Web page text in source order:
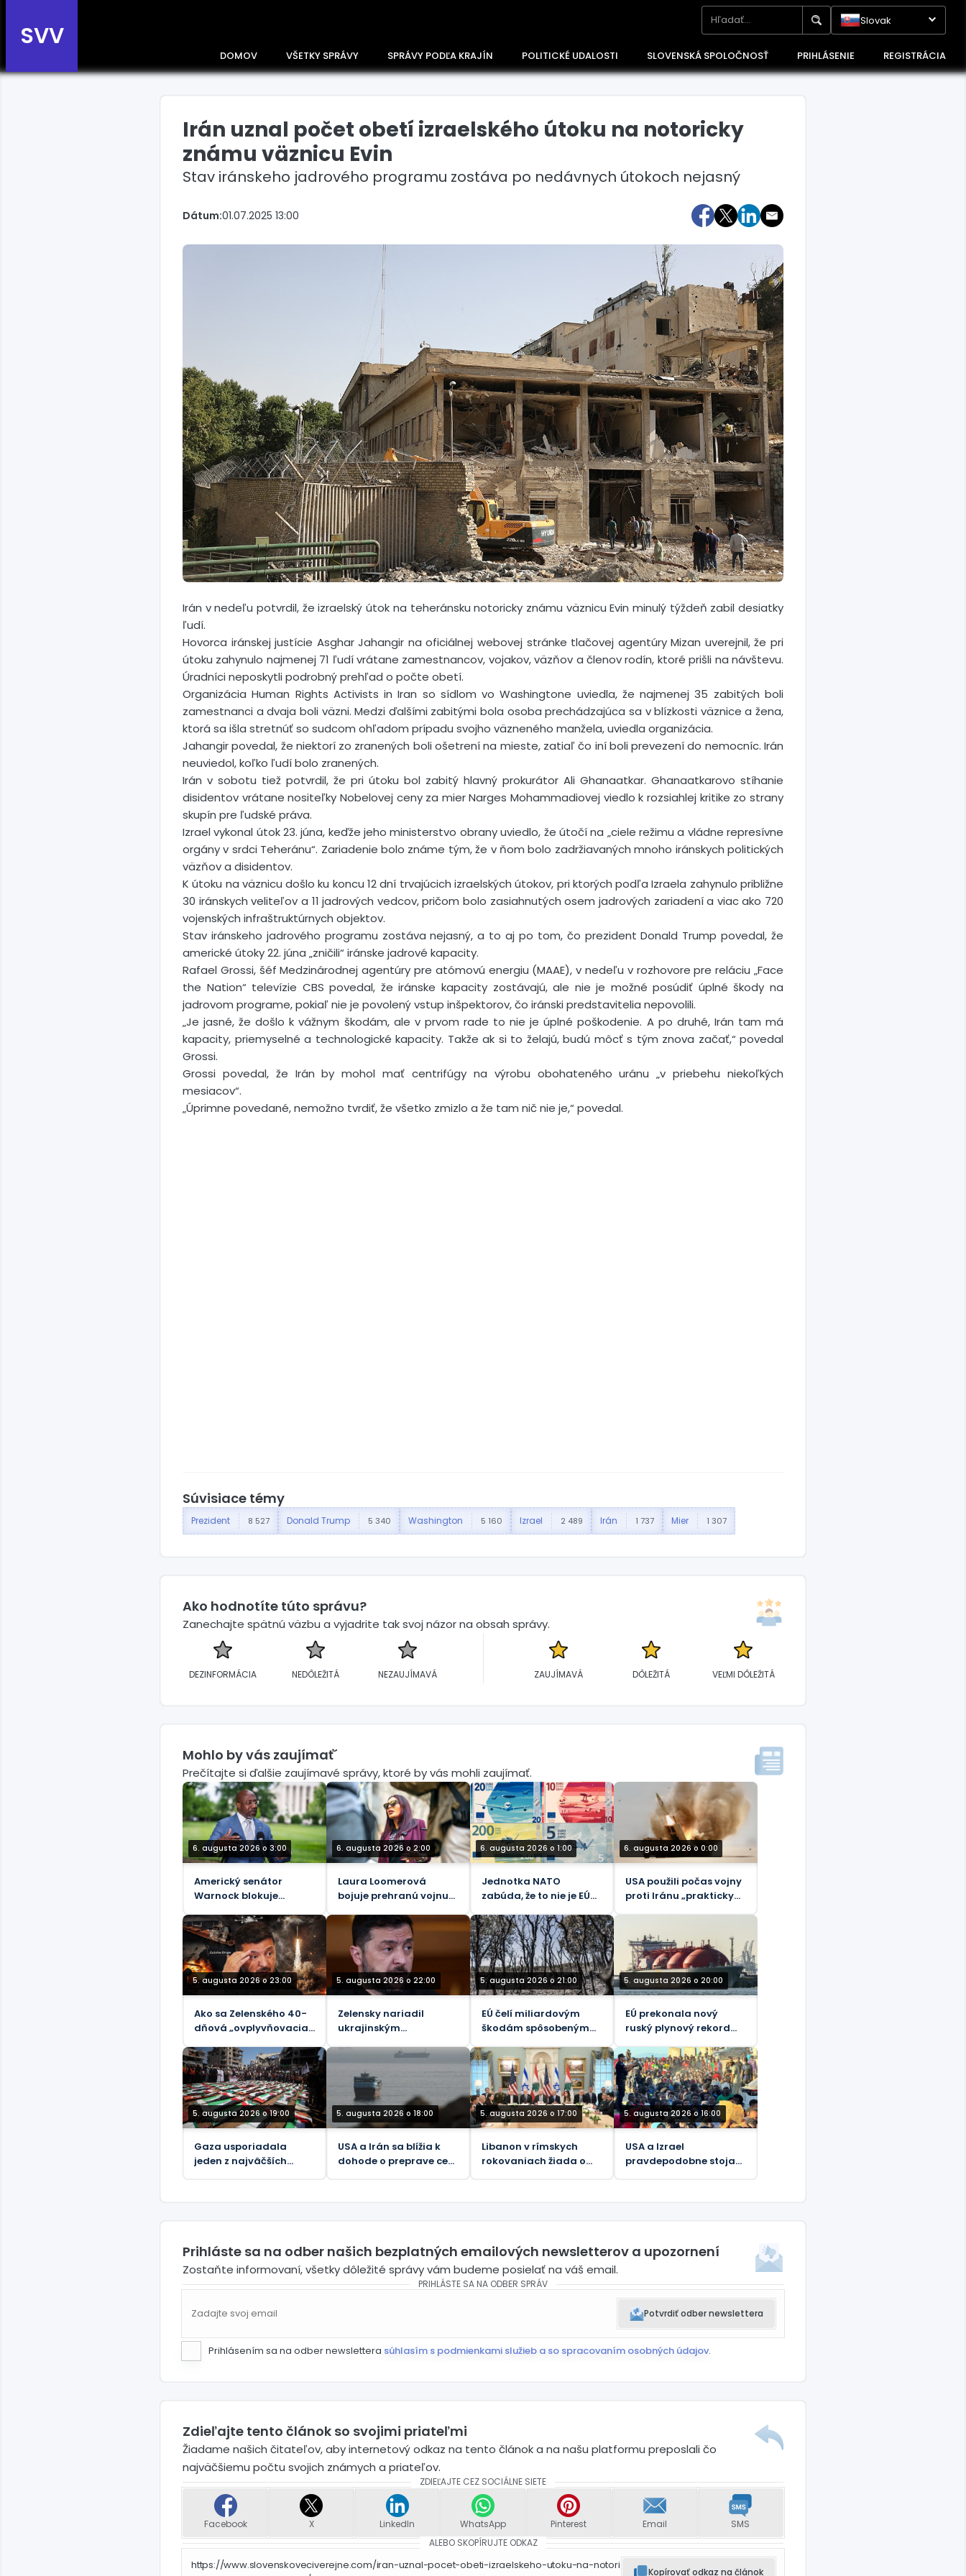
SVV
Slovak
DOMOV VŠETKY SPRÁVY SPRÁVY PODĽA KRAJÍN POLITICKÉ UDALOSTI SLOVENSKÁ SPOLOČNOSŤ PRIHLÁSENIE REGISTRÁCIA
Slovensko Maďarsko
Irán uznal počet obetí izraelského útoku na notoricky
známu väznicu Evin
Stav iránskeho jadrového programu zostáva po nedávnych útokoch nejasný
Dátum:01.07.2025 13:00
Irán v nedeľu potvrdil, že izraelský útok na teheránsku notoricky známu väznicu Evin minulý týždeň zabil desiatky
ľudí.
Hovorca iránskej justície Asghar Jahangir na oficiálnej webovej stránke tlačovej agentúry Mizan uverejnil, že pri
útoku zahynulo najmenej 71 ľudí vrátane zamestnancov, vojakov, väzňov a členov rodín, ktoré prišli na návštevu.
Úradníci neposkytli podrobný prehľad o počte obetí.
Organizácia Human Rights Activists in Iran so sídlom vo Washingtone uviedla, že najmenej 35 zabitých boli
zamestnanci a dvaja boli väzni. Medzi ďalšími zabitými bola osoba prechádzajúca sa v blízkosti väznice a žena,
ktorá sa išla stretnúť so sudcom ohľadom prípadu svojho väzneného manžela, uviedla organizácia.
Jahangir povedal, že niektorí zo zranených boli ošetrení na mieste, zatiaľ čo iní boli prevezení do nemocníc. Irán
neuviedol, koľko ľudí bolo zranených.
Irán v sobotu tiež potvrdil, že pri útoku bol zabitý hlavný prokurátor Ali Ghanaatkar. Ghanaatkarovo stíhanie
disidentov vrátane nositeľky Nobelovej ceny za mier Narges Mohammadiovej viedlo k rozsiahlej kritike zo strany
skupín pre ľudské práva.
Izrael vykonal útok 23. júna, keďže jeho ministerstvo obrany uviedlo, že útočí na „ciele režimu a vládne represívne
orgány v srdci Teheránu“. Zariadenie bolo známe tým, že v ňom bolo zadržiavaných mnoho iránskych politických
väzňov a disidentov.
K útoku na väznicu došlo ku koncu 12 dní trvajúcich izraelských útokov, pri ktorých podľa Izraela zahynulo približne
30 iránskych veliteľov a 11 jadrových vedcov, pričom bolo zasiahnutých osem jadrových zariadení a viac ako 720
vojenských infraštruktúrnych objektov.
Stav iránskeho jadrového programu zostáva nejasný, a to aj po tom, čo prezident Donald Trump povedal, že
americké útoky 22. júna „zničili“ iránske jadrové kapacity.
Rafael Grossi, šéf Medzinárodnej agentúry pre atómovú energiu (MAAE), v nedeľu v rozhovore pre reláciu „Face
the Nation“ televízie CBS povedal, že iránske kapacity zostávajú, ale nie je možné posúdiť úplné škody na
jadrovom programe, pokiaľ nie je povolený vstup inšpektorov, čo iránski predstavitelia nepovolili.
„Je jasné, že došlo k vážnym škodám, ale v prvom rade to nie je úplné poškodenie. A po druhé, Irán tam má
kapacity, priemyselné a technologické kapacity. Takže ak si to želajú, budú môcť s tým znova začať,“ povedal
Grossi.
Grossi povedal, že Irán by mohol mať centrifúgy na výrobu obohateného uránu „v priebehu niekoľkých
mesiacov“.
„Úprimne povedané, nemožno tvrdiť, že všetko zmizlo a že tam nič nie je,“ povedal.
Súvisiace témy
Prezident 8 527 Donald Trump 5 340 Washington 5 160 Izrael 2 489 Irán 1 737 Mier 1 307
Ako hodnotíte túto správu?
Zanechajte spätnú väzbu a vyjadrite tak svoj názor na obsah správy.
DEZINFORMÁCIA NEDÔLEŽITÁ NEZAUJÍMAVÁ ZAUJÍMAVÁ DÔLEŽITÁ VEĽMI DÔLEŽITÁ
Mohlo by vás zaujímať´
Prečítajte si ďalšie zaujímavé správy, ktoré by vás mohli zaujímať.
6. augusta 2026 o 3:00
Americký senátor
Warnock blokuje
„pekelného“ zákona o
sankciách voči Rusku
6. augusta 2026 o 2:00
Laura Loomerová
bojuje prehranú vojnu
6. augusta 2026 o 1:00
Jednotka NATO
zabúda, že to nie je EÚ
6. augusta 2026 o 0:00
USA použili počas vojny
proti Iránu „prakticky
Reuters
5. augusta 2026 o 23:00
Ako sa Zelenského 40-
dňová „ovplyvňovacia
rozpadla
5. augusta 2026 o 22:00
Zelensky nariadil
ukrajinským
svojich hostiteľov
(VIDEO)
5. augusta 2026 o 21:00
EÚ čelí miliardovým
škodám spôsobeným
5. augusta 2026 o 20:00
EÚ prekonala nový
ruský plynový rekord
zákazom – údaje
5. augusta 2026 o 19:00
Gaza usporiadala
jeden z najväčších
5. augusta 2026 o 18:00
USA a Irán sa blížia k
dohode o preprave cez
5. augusta 2026 o 17:00
Libanon v rímskych
rokovaniach žiada o
5. augusta 2026 o 16:00
USA a Izrael
pravdepodobne stoja
Prihláste sa na odber našich bezplatných emailových newsletterov a upozornení
Zostaňte informovaní, všetky dôležité správy vám budeme posielať na váš email.
PRIHLÁSTE SA NA ODBER SPRÁV
Potvrdiť odber newslettera
Prihlásením sa na odber newslettera súhlasím s podmienkami služieb a so spracovaním osobných údajov.
Zdieľajte tento článok so svojimi priateľmi
Žiadame našich čitateľov, aby internetový odkaz na tento článok a na našu platformu preposlali čo
najväčšiemu počtu svojich známych a priateľov.
ZDIEĽAJTE CEZ SOCIÁLNE SIETE
Facebook X LinkedIn WhatsApp Pinterest Email
SMS
ALEBO SKOPÍRUJTE ODKAZ
https://www.slovenskoveciverejne.com/iran-uznal-pocet-obeti-izraelskeho-utoku-na-notori
Kopírovať odkaz na článok